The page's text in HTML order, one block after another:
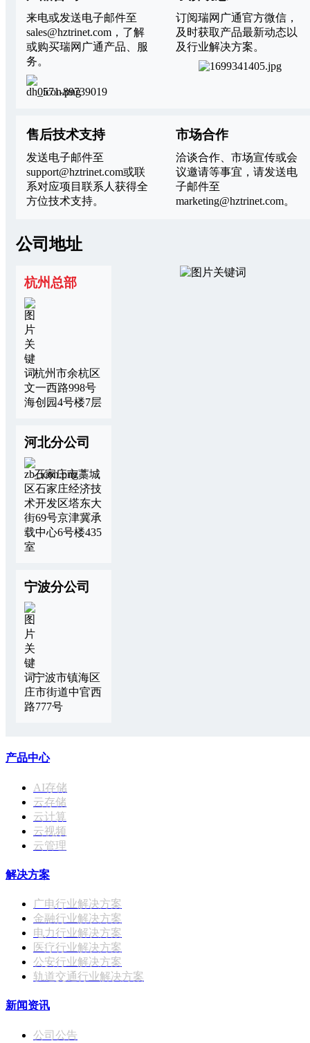
来电或发送电子邮件至
sales@hztrinet.com，了解
或购买瑞网广通产品、服
务。
0571-89739019
订阅瑞网广通官方微信，
及时获取产品最新动态以
及行业解决方案。
售后技术支持
发送电子邮件至
support@hztrinet.com或联
系对应项目联系人获得全
方位技术支持。
市场合作
洽谈合作、市场宣传或会
议邀请等事宜，请发送电
子邮件至
marketing@hztrinet.com。
公司地址
杭州总部
杭州市余杭区
文一西路998号
海创园4号楼7层
河北分公司
石家庄市藁城
区石家庄经济技
术开发区塔东大
街69号京津冀承
载中心6号楼435
室
宁波分公司
宁波市镇海区
庄市街道中官西
路777号
产品中心
AI存储
云存储
云计算
云视频
云管理
解决方案
广电行业解决方案
金融行业解决方案
电力行业解决方案
医疗行业解决方案
公安行业解决方案
轨道交通行业解决方案
新闻资讯
公司公告